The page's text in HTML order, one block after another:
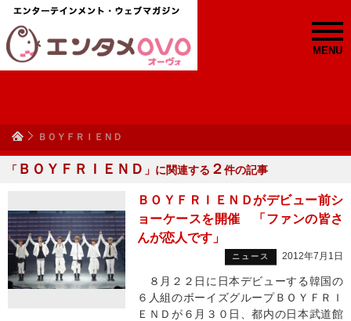
MENU
ＢＯＹＦＲＩＥＮＤ
「 ＢＯＹＦＲＩＥＮＤ 」に関連する ２件の記事
ＢＯＹＦＲＩＥＮＤがデビュー前シ
ョーケースを開催 「ファンの皆さ
んが恋人です」
ニュース 2012年7月1日
８月２２日に日本デビューする韓国の
６人組のボーイズグループＢＯＹＦＲＩ
ＥＮＤが６月３０日、都内の日本武道館